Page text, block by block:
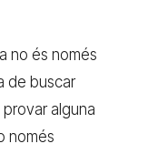
no és només
de buscar
alguna
només